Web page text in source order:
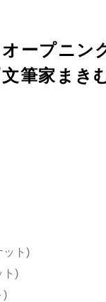
ープニン
筆家まき
ット)
ト)
)